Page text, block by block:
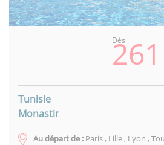
Dès
Tunisie
Monastir
Au départ de : Paris , Lille , Lyon ,